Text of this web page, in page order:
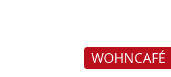
WOHNCAFÉ